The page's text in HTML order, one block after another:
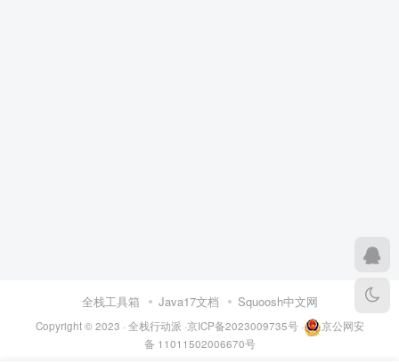
全栈工具箱 Java17文档 Squoosh中文网
Copyright © 2023 · 全栈行动派 ·京ICP备2023009735号·
京公网安
备 11011502006670号